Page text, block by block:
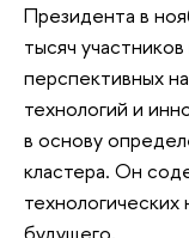
Президента в
тысяч
перспективных
технологий и
в основу
кластера. Он